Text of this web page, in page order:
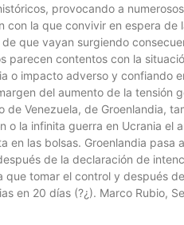
provocando a
con la que convivir en espera de
que vayan surgiendo
parecen contentos con la
o impacto adverso y confiando
del aumento de la tensión
de Venezuela, de Groenlandia,
o la infinita guerra en Ucrania el
en las bolsas. Groenlandia pasa
de la declaración de
que tomar el control y después
en 20 días (?¿). Marco Rubio,